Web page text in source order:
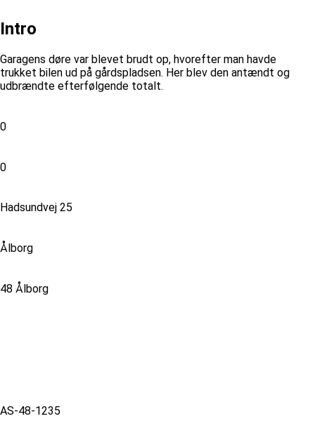
Intro
Garagens døre var blevet brudt op, hvorefter man havde
trukket bilen ud på gårdspladsen. Her blev den antændt og
udbrændte efterfølgende totalt.
0
0
Hadsundvej 25
Ålborg
48 Ålborg
AS-48-1235